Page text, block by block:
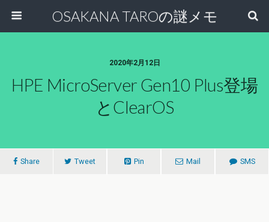
OSAKANA TAROの謎メモ
2020年2月12日
HPE MicroServer Gen10 Plus登場
とClearOS
Share Tweet Pin Mail SMS